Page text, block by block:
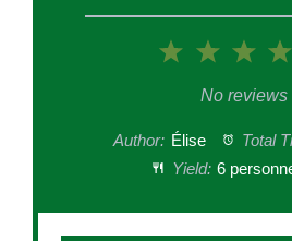
3
2
Stars
1
Star
No reviews
Author: Élise Total
Yield: 6